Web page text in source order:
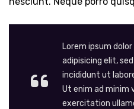
Lorem ipsum
adipisicing elit,
incididunt ut
Ut enim ad minim
exercitation